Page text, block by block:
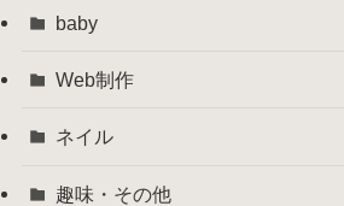
baby
Web制作
ネイル
趣味・その他